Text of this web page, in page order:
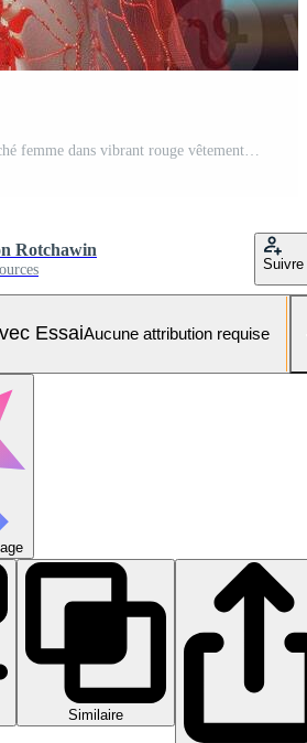
Rotchawin
Suivre
EssaiAucune attribution requise
Similaire